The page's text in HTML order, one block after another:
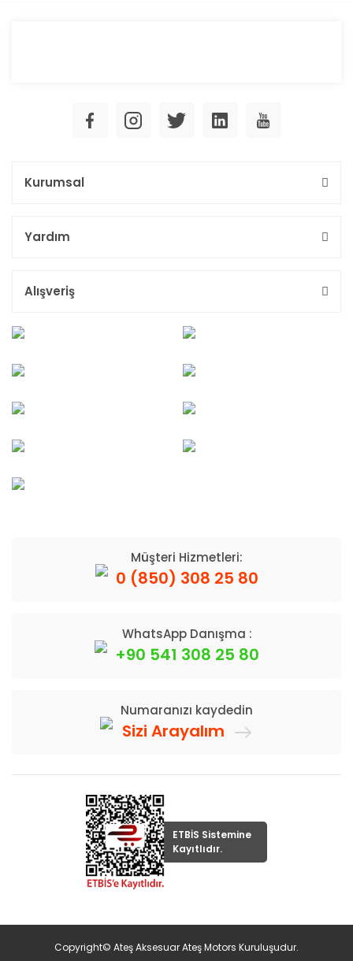
Kurumsal
Yardım
Alışveriş
Müşteri Hizmetleri:
0 (850) 308 25 80
WhatsApp Danışma :
+90 541 308 25 80
Numaranızı kaydedin
Sizi Arayalım
ETBİS Sistemine
Kayıtlıdır.
Copyright© Ateş Aksesuar Ateş Motors Kuruluşudur.